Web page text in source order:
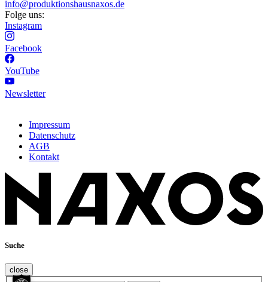
info@produktionshausnaxos.de
Folge uns:
Instagram
Facebook
YouTube
Newsletter
Impressum
Datenschutz
AGB
Kontakt
Suche
close